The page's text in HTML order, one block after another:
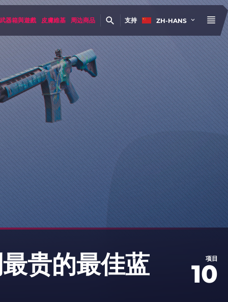
武器箱與遊戲 皮膚維基 周边商品 支持 ZH-HANS
贵的最佳蓝 项目
10